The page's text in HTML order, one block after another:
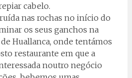
cabelo.
nas rochas no início do
os seus ganchos na
Huallanca, onde tentámos
restaurante em que a
noutro negócio